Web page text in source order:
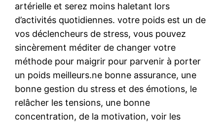
artérielle et serez moins haletant lors
d’activités quotidiennes. votre poids est un de
vos déclencheurs de stress, vous pouvez
sincèrement méditer de changer votre
méthode pour maigrir pour parvenir à porter
un poids meilleurs.ne bonne assurance, une
bonne gestion du stress et des émotions, le
relâcher les tensions, une bonne
concentration, de la motivation, voir les